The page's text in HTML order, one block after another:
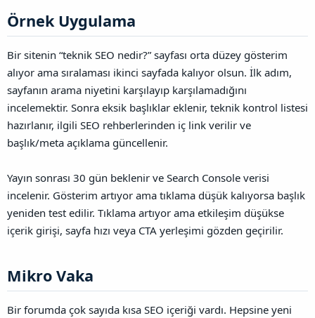
Örnek Uygulama​
Bir sitenin “teknik SEO nedir?” sayfası orta düzey gösterim
alıyor ama sıralaması ikinci sayfada kalıyor olsun. İlk adım,
sayfanın arama niyetini karşılayıp karşılamadığını
incelemektir. Sonra eksik başlıklar eklenir, teknik kontrol listesi
hazırlanır, ilgili SEO rehberlerinden iç link verilir ve
başlık/meta açıklama güncellenir.
Yayın sonrası 30 gün beklenir ve Search Console verisi
incelenir. Gösterim artıyor ama tıklama düşük kalıyorsa başlık
yeniden test edilir. Tıklama artıyor ama etkileşim düşükse
içerik girişi, sayfa hızı veya CTA yerleşimi gözden geçirilir.
Mikro Vaka​
Bir forumda çok sayıda kısa SEO içeriği vardı. Hepsine yeni